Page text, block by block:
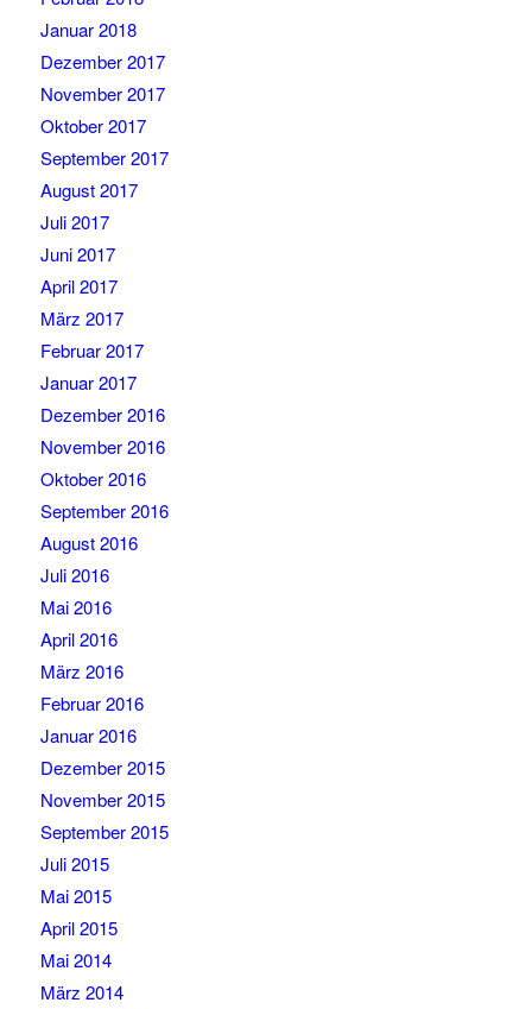
Januar 2018
Dezember 2017
November 2017
Oktober 2017
September 2017
August 2017
Juli 2017
Juni 2017
April 2017
März 2017
Februar 2017
Januar 2017
Dezember 2016
November 2016
Oktober 2016
September 2016
August 2016
Juli 2016
Mai 2016
April 2016
März 2016
Februar 2016
Januar 2016
Dezember 2015
November 2015
September 2015
Juli 2015
Mai 2015
April 2015
Mai 2014
März 2014